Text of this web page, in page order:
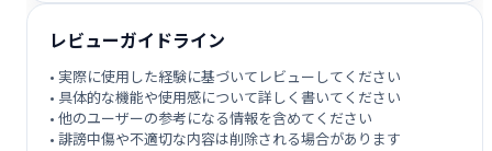
レビューガイドライン
• 実際に使用した経験に基づいてレビューしてください
• 具体的な機能や使用感について詳しく書いてください
• 他のユーザーの参考になる情報を含めてください
• 誹謗中傷や不適切な内容は削除される場合があります